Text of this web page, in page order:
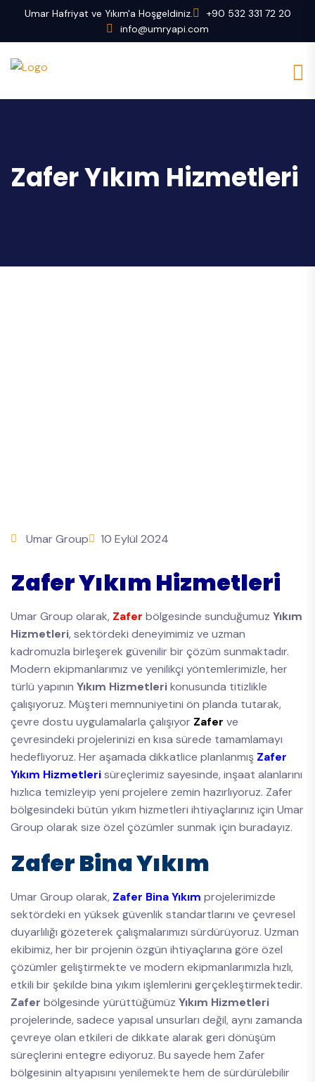
Umar Hafriyat ve Yıkım'a Hoşgeldiniz.
+90 532 331 72 20
info@umryapi.com
Zafer Yıkım Hizmetleri
Umar Group 10 Eylül 2024
Zafer Yıkım Hizmetleri
Umar Group olarak, Zafer bölgesinde sunduğumuz Yıkım
Hizmetleri, sektördeki deneyimimiz ve uzman
kadromuzla birleşerek güvenilir bir çözüm sunmaktadır.
Modern ekipmanlarımız ve yenilikçi yöntemlerimizle, her
türlü yapının Yıkım Hizmetlerikonusunda titizlikle
çalışıyoruz. Müşteri memnuniyetini ön planda tutarak,
çevre dostu uygulamalarla çalışıyor Zafer ve
çevresindeki projelerinizi en kısa sürede tamamlamayı
hedefliyoruz. Her aşamada dikkatlice planlanmış Zafer
Yıkım Hizmetlerisüreçlerimiz sayesinde, inşaat alanlarını
hızlıca temizleyip yeni projelere zemin hazırlıyoruz. Zafer
bölgesindeki bütün yıkım hizmetleri ihtiyaçlarınız için Umar
Group olarak size özel çözümler sunmak için buradayız.
Zafer Bina Yıkım
Umar Group olarak, Zafer Bina Yıkım projelerimizde
sektördeki en yüksek güvenlik standartlarını ve çevresel
duyarlılığı gözeterek çalışmalarımızı sürdürüyoruz. Uzman
ekibimiz, her bir projenin özgün ihtiyaçlarına göre özel
çözümler geliştirmekte ve modern ekipmanlarımızla hızlı,
etkili bir şekilde bina yıkım işlemlerini gerçekleştirmektedir.
Zafer bölgesinde yürüttüğümüz Yıkım Hizmetleri
projelerinde, sadece yapısal unsurları değil, aynı zamanda
çevreye olan etkileri de dikkate alarak geri dönüşüm
süreçlerini entegre ediyoruz. Bu sayede hem Zafer
bölgesinin altyapısını yenilemekte hem de sürdürülebilir